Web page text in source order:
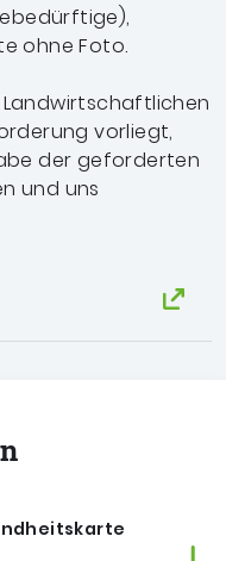
ohne Foto.
Landwirtschaftlichen
vorliegt,
der geforderten
und uns